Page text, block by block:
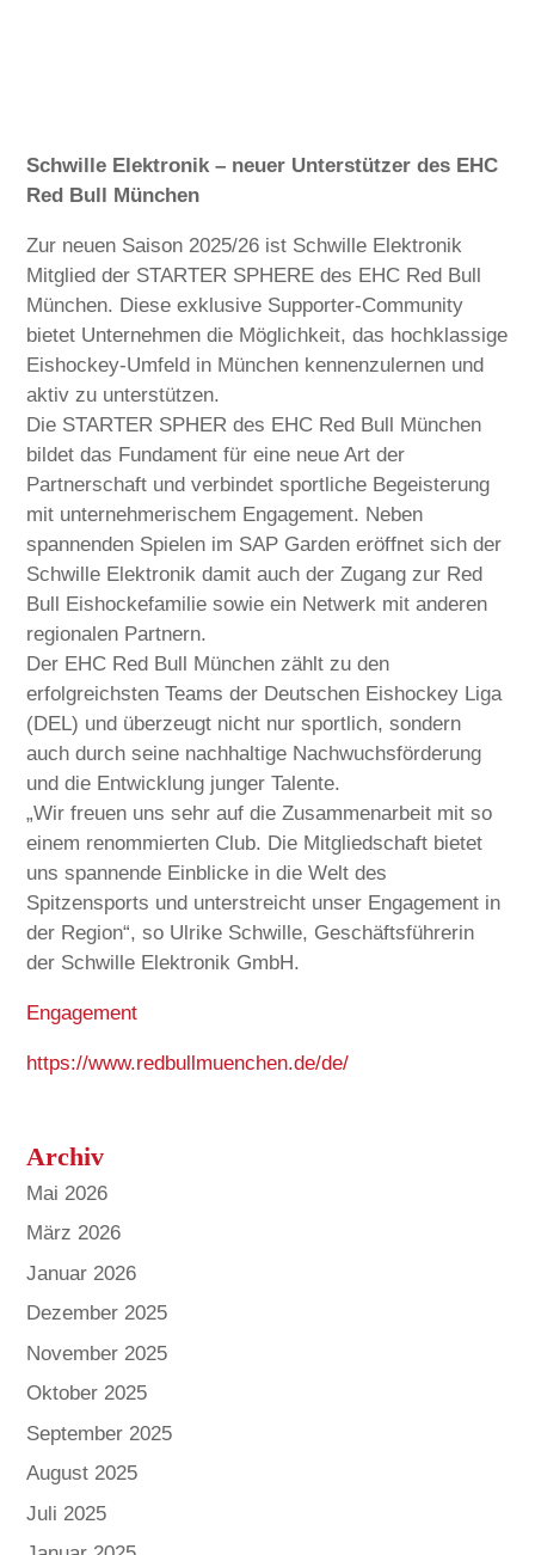
Schwille Elektronik – neuer Unterstützer des EHC
Red Bull München
Zur neuen Saison 2025/26 ist Schwille Elektronik
Mitglied der STARTER SPHERE des EHC Red Bull
München. Diese exklusive Supporter-Community
bietet Unternehmen die Möglichkeit, das hochklassige
Eishockey-Umfeld in München kennenzulernen und
aktiv zu unterstützen.
Die STARTER SPHER des EHC Red Bull München
bildet das Fundament für eine neue Art der
Partnerschaft und verbindet sportliche Begeisterung
mit unternehmerischem Engagement. Neben
spannenden Spielen im SAP Garden eröffnet sich der
Schwille Elektronik damit auch der Zugang zur Red
Bull Eishockefamilie sowie ein Netwerk mit anderen
regionalen Partnern.
Der EHC Red Bull München zählt zu den
erfolgreichsten Teams der Deutschen Eishockey Liga
(DEL) und überzeugt nicht nur sportlich, sondern
auch durch seine nachhaltige Nachwuchsförderung
und die Entwicklung junger Talente.
„Wir freuen uns sehr auf die Zusammenarbeit mit so
einem renommierten Club. Die Mitgliedschaft bietet
uns spannende Einblicke in die Welt des
Spitzensports und unterstreicht unser Engagement in
der Region“, so Ulrike Schwille, Geschäftsführerin
der Schwille Elektronik GmbH.
Engagement
https://www.redbullmuenchen.de/de/
Archiv
Mai 2026
März 2026
Januar 2026
Dezember 2025
November 2025
Oktober 2025
September 2025
August 2025
Juli 2025